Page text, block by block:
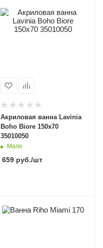
Акриловая ванна Lavinia
Boho Biore 150x70
35010050
Мало
659руб./шт